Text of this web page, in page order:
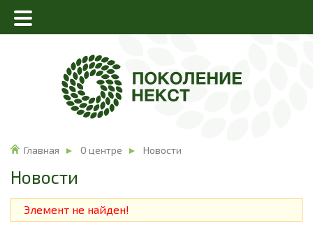
Главная О центре Новости
Новости
Элемент не найден!